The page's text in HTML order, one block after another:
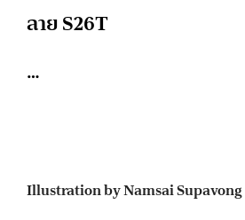
ลาย S26T
…
Illustration by Namsai Supavong